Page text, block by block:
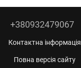
+380932479067
Контактна інформація
Повна версія сайту